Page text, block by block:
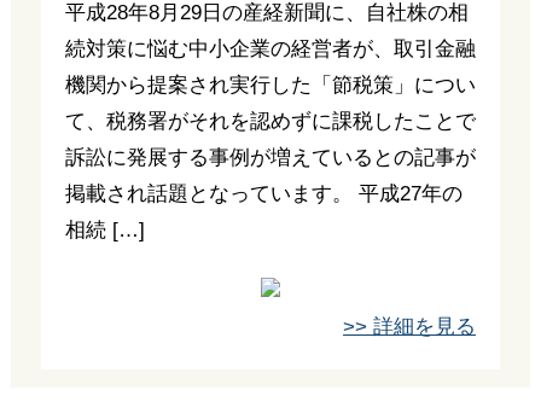
平成28年8月29日の産経新聞に、自社株の相
続対策に悩む中小企業の経営者が、取引金融
機関から提案され実行した「節税策」につい
て、税務署がそれを認めずに課税したことで
訴訟に発展する事例が増えているとの記事が
掲載され話題となっています。 平成27年の
相続 […]
>> 詳細を見る